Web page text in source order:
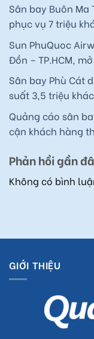
Sân bay Buôn
phục vụ 7 triệu
Sun PhuQuoc
Đồn – TP.HCM,
Sân bay Phù Cát
suất 3,5 triệu
Quảng cáo sân
cận khách hàng
Phản hồi gần
Không có bình
GIỚI THIỆU